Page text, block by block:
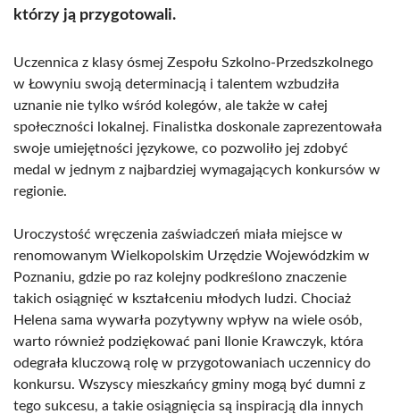
którzy ją przygotowali.
Uczennica z klasy ósmej Zespołu Szkolno-Przedszkolnego
w Łowyniu swoją determinacją i talentem wzbudziła
uznanie nie tylko wśród kolegów, ale także w całej
społeczności lokalnej. Finalistka doskonale zaprezentowała
swoje umiejętności językowe, co pozwoliło jej zdobyć
medal w jednym z najbardziej wymagających konkursów w
regionie.
Uroczystość wręczenia zaświadczeń miała miejsce w
renomowanym Wielkopolskim Urzędzie Wojewódzkim w
Poznaniu, gdzie po raz kolejny podkreślono znaczenie
takich osiągnięć w kształceniu młodych ludzi. Chociaż
Helena sama wywarła pozytywny wpływ na wiele osób,
warto również podziękować pani Ilonie Krawczyk, która
odegrała kluczową rolę w przygotowaniach uczennicy do
konkursu. Wszyscy mieszkańcy gminy mogą być dumni z
tego sukcesu, a takie osiągnięcia są inspiracją dla innych